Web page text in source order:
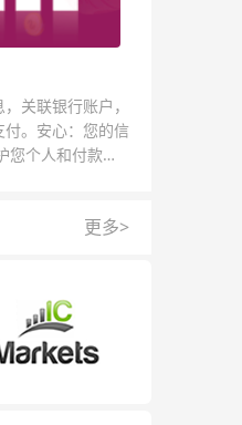
关联银行账户，
。安心：您的信
您个人和付款信
更多>